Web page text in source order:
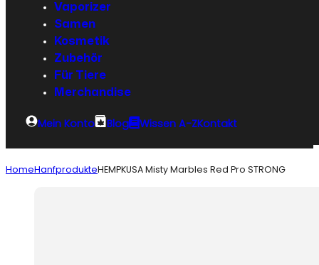
Vaporizer
Samen
Kosmetik
Zubehör
Für Tiere
Merchandise
Mein Konto Blog Wissen A-ZKontakt
HomeHanfprodukteHEMPKUSA Misty Marbles Red Pro STRONG